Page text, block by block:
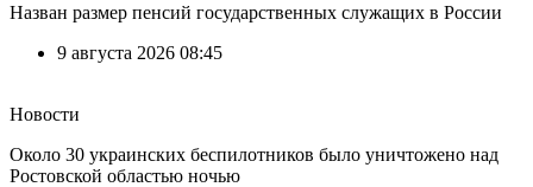
Назван размер пенсий государственных служащих в России
9 августа 2026 08:45
Новости
Около 30 украинских беспилотников было уничтожено над
Ростовской областью ночью